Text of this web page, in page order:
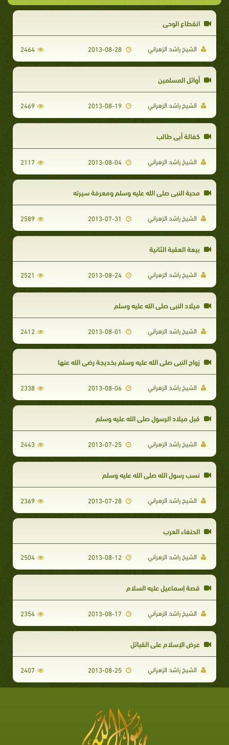
انقطاع الوحي
الشيخ راشد الزهراني 2464
أوائل المسلمين
الشيخ راشد الزهراني 2469
كفالة أبي طالب
الشيخ راشد الزهراني 2117
محبة النبي صلى الله عليه وسلم ومعرفة سيرته
الشيخ راشد الزهراني 2589
بيعة العقبة الثانية
الشيخ راشد الزهراني 2521
ميلاد النبي صلى الله عليه وسلم
الشيخ راشد الزهراني 2412
زواج النبي صلى الله عليه وسلم بخديجة رضي الله عنها
الشيخ راشد الزهراني 2338
قبل ميلاد الرسول صلى الله عليه وسلم
الشيخ راشد الزهراني 2443
نسب رسول الله صلى الله عليه وسلم
الشيخ راشد الزهراني 2369
الحنفاء العرب
الشيخ راشد الزهراني 2504
قصة إسماعيل عليه السلام
الشيخ راشد الزهراني 2354
عرض الإسلام على القبائل
الشيخ راشد الزهراني 2407